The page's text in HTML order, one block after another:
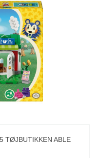
TØJBUTIKKEN ABLE